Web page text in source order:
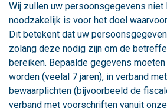
Wij zullen uw persoonsgegevens niet
noodzakelijk is voor het doel
Dit betekent dat uw
zolang deze nodig zijn om de
bereiken. Bepaalde gegevens
worden (veelal 7 jaren), in verband
bewaarplichten (bijvoorbeeld de
verband met voorschriften vanuit